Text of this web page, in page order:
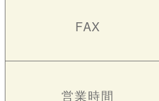
FAX
営業時間